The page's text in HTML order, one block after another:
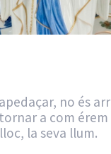
no és
a com érem
la seva llum.